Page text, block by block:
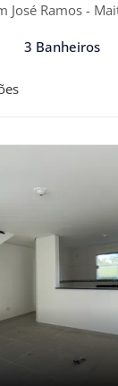
José Ramos -
3 Banheiros